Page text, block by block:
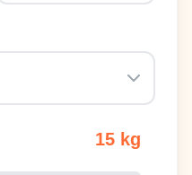
15 kg